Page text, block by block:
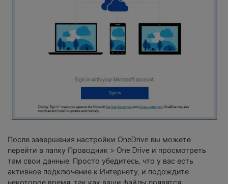
После завершения настройки OneDrive вы можете
перейти в папку Проводник > One Drive и просмотреть
там свои данные. Просто убедитесь, что у вас есть
активное подключение к Интернету, и подождите